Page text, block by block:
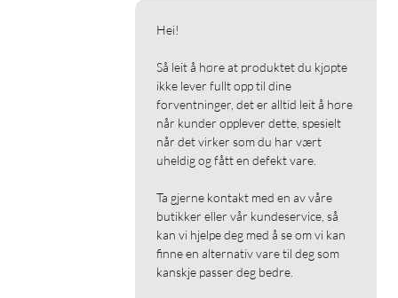
Hei!
Så leit å høre at produktet du kjøpte
ikke lever fullt opp til dine
forventninger, det er alltid leit å høre
når kunder opplever dette, spesielt
når det virker som du har vært
uheldig og fått en defekt vare.
Ta gjerne kontakt med en av våre
butikker eller vår kundeservice, så
kan vi hjelpe deg med å se om vi kan
finne en alternativ vare til deg som
kanskje passer deg bedre.